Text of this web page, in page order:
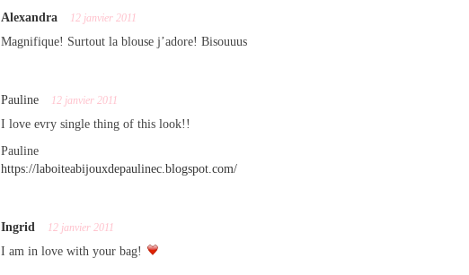
Alexandra 12 janvier 2011
Magnifique! Surtout la blouse j’adore! Bisouuus
Pauline 12 janvier 2011
I love evry single thing of this look!!
Pauline
https://laboiteabijouxdepaulinec.blogspot.com/
Ingrid 12 janvier 2011
I am in love with your bag!